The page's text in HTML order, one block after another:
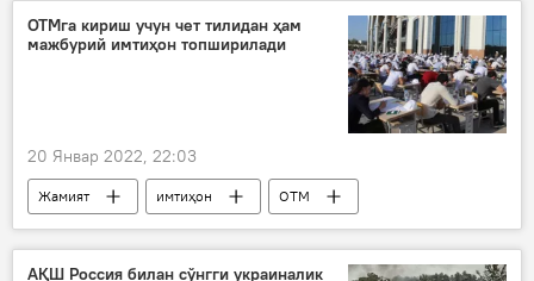
ОТМга кириш учун чет тилидан ҳам
мажбурий имтиҳон топширилади
20 Январ 2022, 22:03
Жамият имтиҳон ОТМ
АҚШ Россия билан сўнгги украиналик